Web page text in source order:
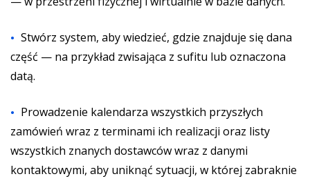
Stwórz system, aby wiedzieć, gdzie znajduje się dana
część — na przykład zwisająca z sufitu lub oznaczona
datą.
Prowadzenie kalendarza wszystkich przyszłych
zamówień wraz z terminami ich realizacji oraz listy
wszystkich znanych dostawców wraz z danymi
kontaktowymi, aby uniknąć sytuacji, w której zabraknie